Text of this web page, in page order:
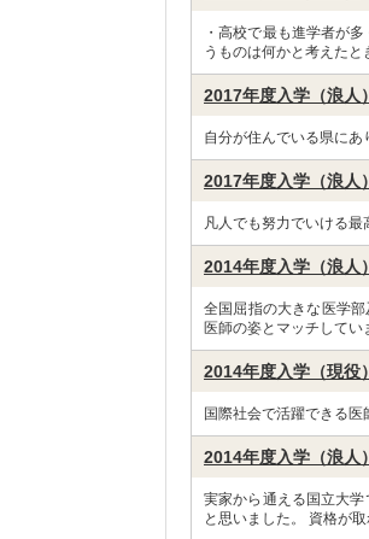
・高校で最も進学者が
うものは何かと考えた
2017年度入学（浪人）
自分が住んでいる県に
2017年度入学（浪人）
凡人でも努力でいける
2014年度入学（浪人）
全国屈指の大きな医学
医師の姿とマッチして
2014年度入学（現役）
国際社会で活躍できる
2014年度入学（浪人）
実家から通える国立大
と思いました。 資格が